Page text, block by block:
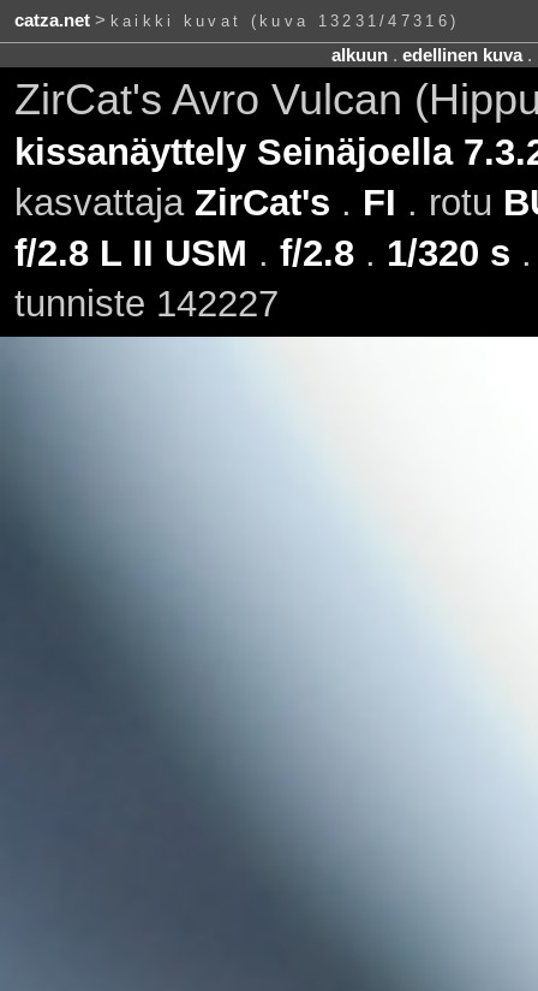
catza.net> kaikki kuvat (kuva 13231/47316)
alkuun. edellinen kuva.
ZirCat's Avro Vulcan
kissanäyttely Seinäjoella
kasvattaja ZirCat's . FI . rotu
f/2.8 L II USM . f/2.8. 1/320 s
tunniste 142227